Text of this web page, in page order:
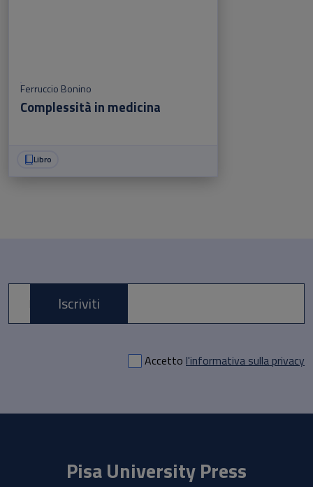
Ferruccio Bonino
Complessità in medicina
Libro
E-mail *
Accetto l'informativa sulla privacy
Iscriviti
Pisa University Press